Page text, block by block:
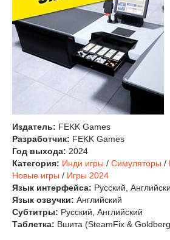
Издатель: FEKK Games
Разработчик: FEKK Games
Год выхода: 2024
Категория: Инди игры / Симуляторы /
Новые игры / Игры 2024
Язык интерфейса: Русский,
Язык озвучки: Английский
Субтитры: Русский, Английский
Таблетка: Вшита (SteamFix &